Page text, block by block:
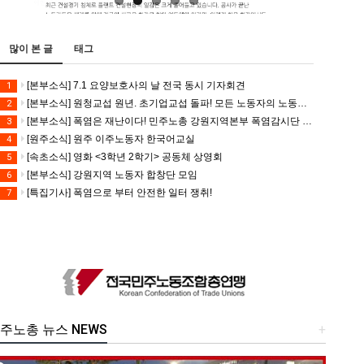
많이 본 글 태그
1 [본부소식] 7.1 요양보호사의 날 전국 동시 기자회견
2 [본부소식] 원청교섭 원년. 초기업교섭 돌파! 모든 노동자의 노동기본권 쟁취! 민주노총 7.15 총파업대회
3 [본부소식] 폭염은 재난이다! 민주노총 강원지역본부 폭염감시단 선포 기자회견
4 [원주소식] 원주 이주노동자 한국어교실
5 [속초소식] 영화 <3학년 2학기> 공동체 상영회
6 [본부소식] 강원지역 노동자 합창단 모임
7 [특집기사] 폭염으로 부터 안전한 일터 쟁취!
+
노총 뉴스 NEWS